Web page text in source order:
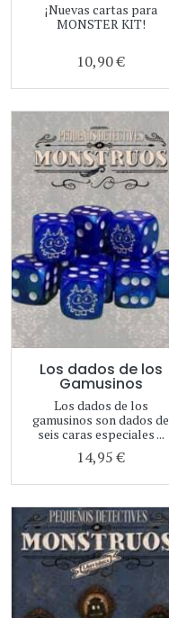
¡Nuevas cartas para
MONSTER KIT!
10,90 €
Los dados de los
Gamusinos
Los dados de los
gamusinos son dados de
seis caras especiales ...
14,95 €